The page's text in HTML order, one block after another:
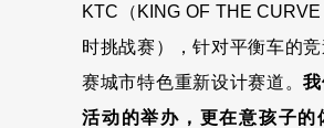
KTC（KING OF THE
时挑战赛），针对平衡车的
赛城市特色重新设计赛道。
活动的举办，更在意孩子的